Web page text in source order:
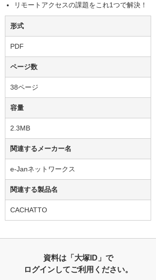
リモートアクセスの課題をこれ1つで解決！
形式
PDF
ページ数
38ページ
容量
2.3MB
関連するメーカー名
e-Janネットワークス
関連する製品名
CACHATTO
資料は「大塚ID」で
ログインしてご利用ください。